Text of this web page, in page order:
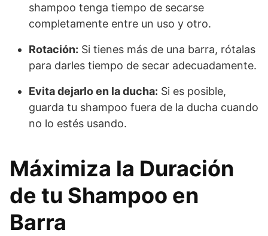
shampoo tenga tiempo de secarse
completamente entre un uso y otro.
Rotación: Si tienes más de una barra, rótalas
para darles tiempo de secar adecuadamente.
Evita dejarlo en la ducha: Si es posible,
guarda tu shampoo fuera de la ducha cuando
no lo estés usando.
Máximiza la Duración
de tu Shampoo en
Barra